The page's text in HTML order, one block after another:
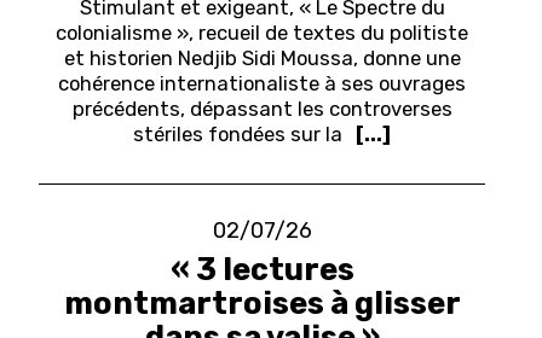
Stimulant et exigeant, « Le Spectre du
colonialisme », recueil de textes du politiste
et historien Nedjib Sidi Moussa, donne une
cohérence internationaliste à ses ouvrages
précédents, dépassant les controverses
stériles fondées sur la
[...]
02/07/26
« 3 lectures
montmartroises à glisser